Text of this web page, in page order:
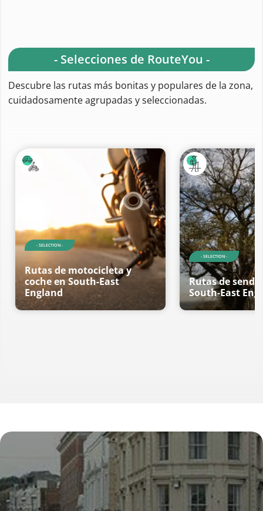
- Selecciones de RouteYou -
Descubre las rutas más bonitas y populares de la zona,
cuidadosamente agrupadas y seleccionadas.
- SELECTION -
Rutas de motocicleta y
coche en South-East
England
- SELECTION -
Rutas de
South-East